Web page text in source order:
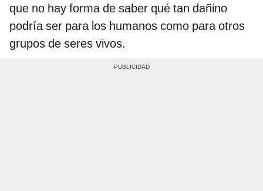
que no hay forma de saber qué tan dañino
podría ser para los humanos como para otros
grupos de seres vivos.